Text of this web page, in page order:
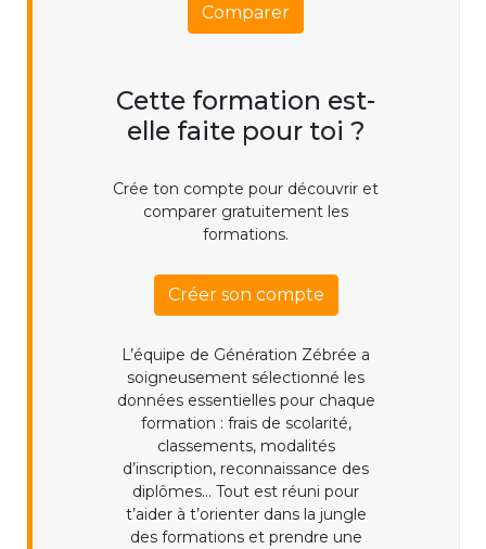
Comparer
Cette formation est-
elle faite pour toi ?
Crée ton compte pour découvrir et
comparer gratuitement les
formations.
Créer son compte
L’équipe de Génération Zébrée a
soigneusement sélectionné les
données essentielles pour chaque
formation : frais de scolarité,
classements, modalités
d’inscription, reconnaissance des
diplômes... Tout est réuni pour
t’aider à t’orienter dans la jungle
des formations et prendre une